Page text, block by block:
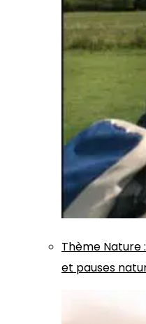
Thème Nature:
et pauses